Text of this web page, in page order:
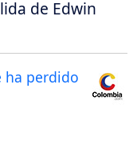
de Edwin